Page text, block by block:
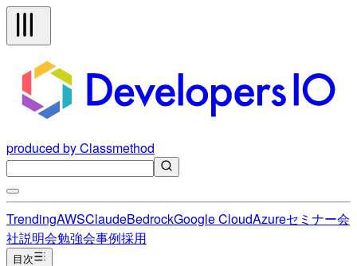
produced by Classmethod
TrendingAWSClaudeBedrockGoogle CloudAzureセミナー会
社説明会勉強会事例採用
目次